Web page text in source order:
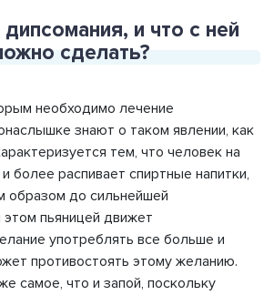
и что с ней
сделать?
необходимо лечение
знают о таком явлении, как
тем, что человек на
более распивает спиртные напитки,
образом до сильнейшей
этом пьяницей движет
употреблять все больше и
противостоять этому желанию.
самое, что и запой, поскольку